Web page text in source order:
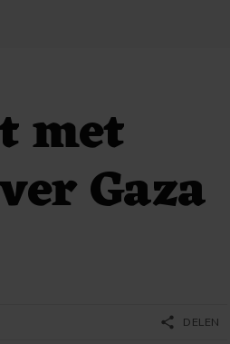
met
Gaza
share DELEN